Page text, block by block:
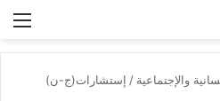
والإجتماعية / إستشارات(ج-ن)